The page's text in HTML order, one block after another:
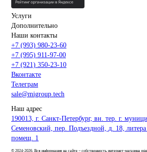
Услуги
Дополнительно
Наши контакты
+7 (993) 980-23-60
+7 (995) 911-97-00
+7 (921) 350-23-10
Вконтакте
Телеграм
sale@migroup.tech
Наш адрес
190013, г. Санкт-Петербург, вн. тер. г.
Семеновский, пер. Подъездной, д. 18,
помещ. 1
© 2024-2026. Вся информация на сайте – собственность интернет-магазина